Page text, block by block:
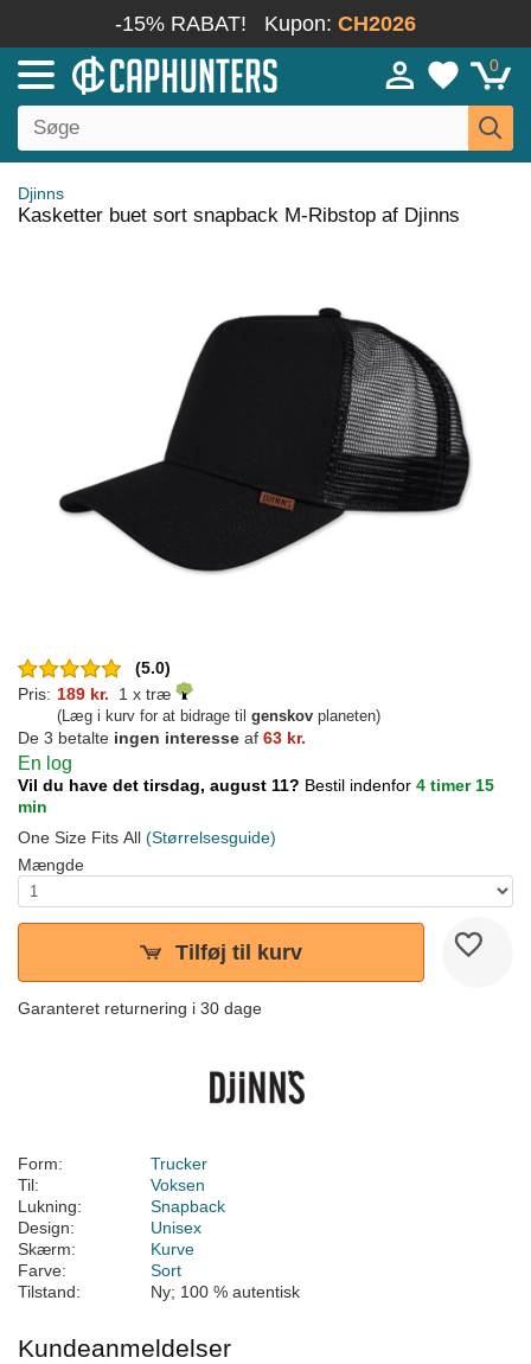
-15% RABAT! Kupon: CH2026
0
Djinns
Kasketter buet sort snapback M-Ribstop af Djinns
(5.0)
Pris: 189 kr. 1 x træ
(Læg i kurv for at bidrage til genskov planeten)
De 3 betalte ingen interesse af 63 kr.
En log
Vil du have det tirsdag, august 11? Bestil indenfor 4 timer 15
min
One Size Fits All (Størrelsesguide)
Mængde
Tilføj til kurv
Garanteret returnering i 30 dage
Form:
Trucker
Til:
Voksen
Lukning:
Snapback
Design:
Unisex
Skærm:
Kurve
Farve:
Sort
Tilstand:
Ny; 100 % autentisk
Kundeanmeldelser